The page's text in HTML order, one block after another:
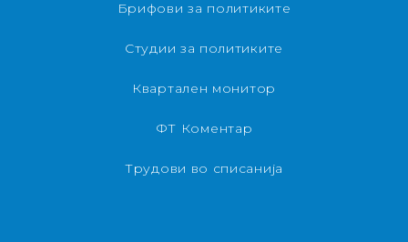
Брифови за политиките
Студии за политиките
Квартален монитор
ФТ Коментар
Трудови во списанија